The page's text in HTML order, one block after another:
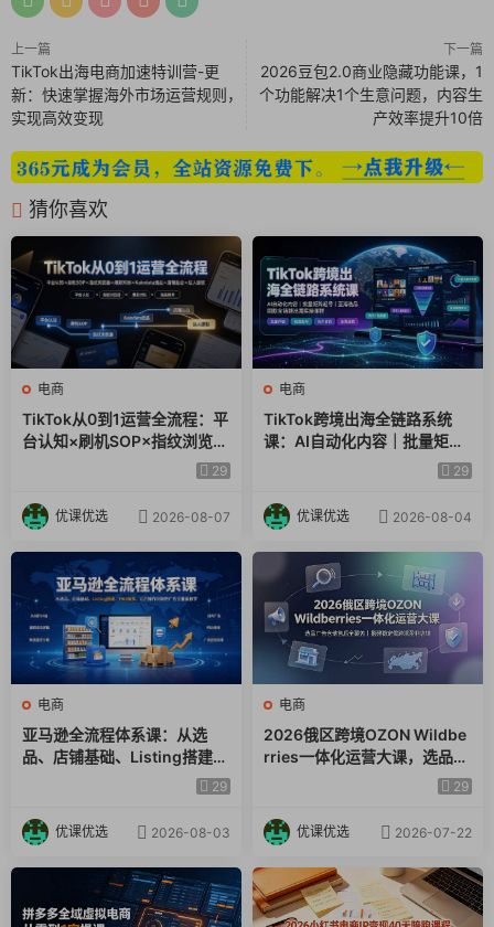
23 P图课（多多某宝商品图修改）.mp4
24 如何制作图文视频.mp4
25 如何在DY找素材.mp4
26 如何剪辑一条视频笔记.mp4
27 如何打造一个垂直账号.mp4
# 小红书如何直播
28 小红书如何直播.mp4
# 柒柒内部密训课程
柒柒密训课程1-上半部分.mp4
柒柒密训课程1-下半部分.mp4
柒柒密训课程2-上半部分.mp4
柒柒密训课程2-下半部分.mp4
柒柒密训课程3-上半部分.mp4
柒柒密训课程3-下半部分.mp4
柒柒密训课程4-上半部分.mp4
柒柒密训课程4-下半部分.mp4
柒柒密训课程5-小红书直播课程上.mp4
柒柒密训课程5-小红书直播课程下.mp4
柒柒密训课程6-爆款笔记运营全流程上.mp4
柒柒密训课程6-爆款笔记运营全流程下.mp4
柒柒密训课程7.mp4
柒柒团队总裁直播课-含AI应用.mp4
# 配套资料
小红书行业关键词库.pdf
小红书爆款运营14天SOP.jpg
小红书学习规划（一定要看哦）.docx
上一篇
TikTok出海电商加速特训营-更
新：快速掌握海外市场运营规则，
实现高效变现
下一篇
2026豆包2.0商业隐藏功能课，1
个功能解决1个生意问题，内容生
产效率提升10倍
猜你喜欢
电商
TikTok从0到1运营全流程：平
台认知×刷机SOP×指纹浏览器
×爆款对标×Kalodata选品×店
29
优课优选 2026-08-07
电商
TikTok跨境出海全链路系统
课：AI自动化内容｜批量矩阵
起号｜蓝海选品回款全链路出
29
优课优选 2026-08-04
电商
亚马逊全流程体系课：从选
品、店铺基础、Listing搭建、
FBA备货、后台操作到站内广29
优课优选 2026-08-03
电商
2026俄区跨境OZON Wildbe
rries一体化运营大课，选品广
告仓储售后全覆盖，搭建稳定
29
优课优选 2026-07-22